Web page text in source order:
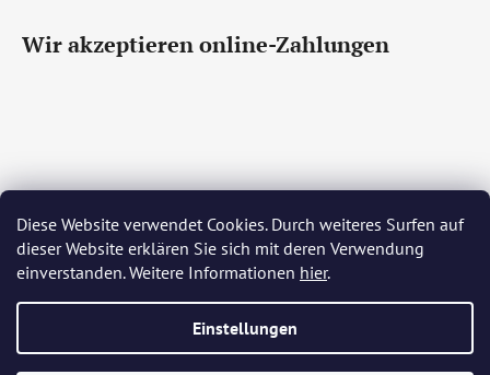
Diese Website verwendet Cookies. Durch weiteres Surfen auf
dieser Website erklären Sie sich mit deren Verwendung
einverstanden. Weitere Informationen hier.
Einstellungen
Wir akzeptieren online-Zahlungen
Čeština Slovenčina English Deutsch Magyar
Język polski Română Italiano Español Français
Português Български Hrvatski Slovenščina
Nederlands Українська Ελληνικά Svenska Dansk